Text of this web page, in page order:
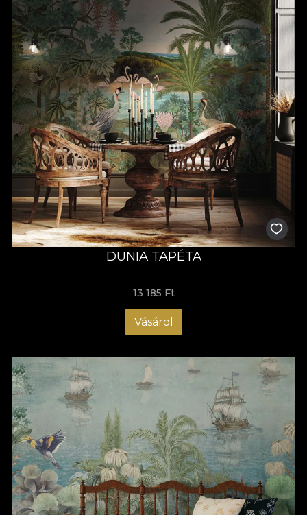
DUNIA TAPÉTA
13 185 Ft
Vásárol